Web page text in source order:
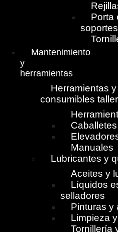
Porta
soportes
Mantenimiento
y
herramientas
Herramientas y
consumibles taller
Caballetes
Manuales
Lubricantes y
Aceites y
Líquidos
selladores
Pinturas y
Limpieza
Tornillería